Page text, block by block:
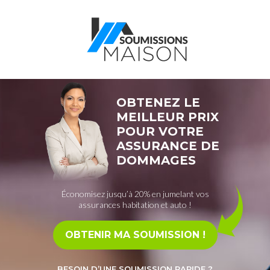
OBTENEZ LE
MEILLEUR PRIX
POUR VOTRE
ASSURANCE DE
DOMMAGES
Économisez jusqu’à 20% en jumelant vos
assurances habitation et auto !